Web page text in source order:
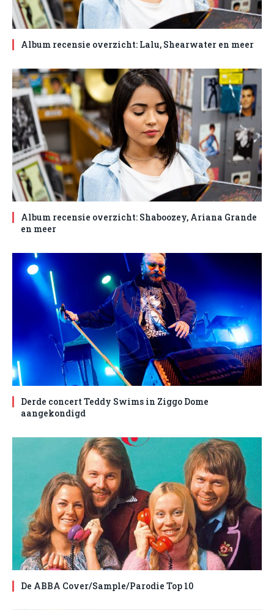
Album recensie overzicht: Lalu, Shearwater en meer
Album recensie overzicht: Shaboozey, Ariana Grande
en meer
Derde concert Teddy Swims in Ziggo Dome
aangekondigd
De ABBA Cover/Sample/Parodie Top 10